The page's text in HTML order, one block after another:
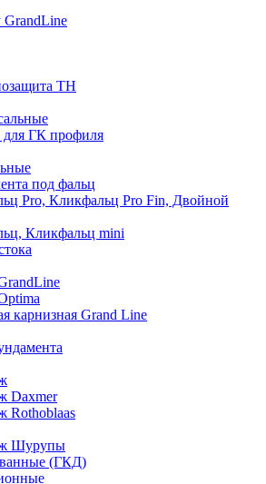
GrandLine
ТН
для ГК профиля
под фальц
Pro, Кликфальц Pro Fin, Двойной
Кликфальц mini
карнизная Grand Line
Daxmer
Rothoblaas
Шурупы
(ГКД)